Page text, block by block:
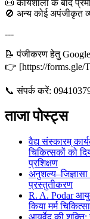
📜 कार्यशाला के बाद
🚫 अन्य कोई अपंजीकृत
---
📝 पंजीकरण हेतु
👉 [https://forms.gle/
📞 संपर्क करें:
ताजा पोस्ट्स
वैद्य संस्कारम्
चिकित्सकों को
प्रशिक्षण
अनुशल्य–जिज्ञासा
प्रस्तुतीकरण
R. A. Podar
किया मर्म
आयुर्वेद की शक्ति: